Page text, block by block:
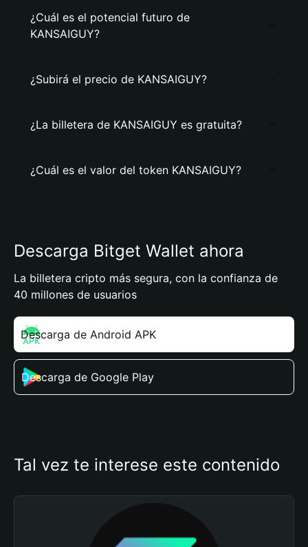
¿Cuál es el potencial futuro de
KANSAIGUY?
¿Subirá el precio de KANSAIGUY?
¿La billetera de KANSAIGUY es gratuita?
¿Cuál es el valor del token KANSAIGUY?
Descarga Bitget Wallet ahora
La billetera cripto más segura, con la confianza de
40 millones de usuarios
Descarga de Android APK
Descarga de Google Play
Tal vez te interese este contenido